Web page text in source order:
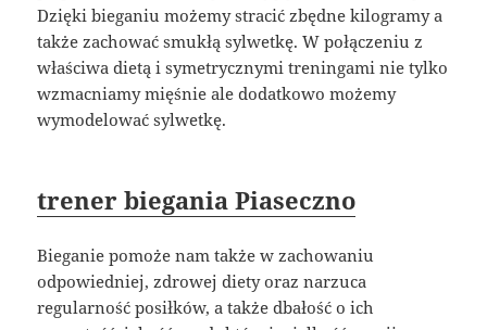
Dzięki bieganiu możemy stracić zbędne kilogramy a
także zachować smukłą sylwetkę. W połączeniu z
właściwa dietą i symetrycznymi treningami nie tylko
wzmacniamy mięśnie ale dodatkowo możemy
wymodelować sylwetkę.
trener biegania Piaseczno
Bieganie pomoże nam także w zachowaniu
odpowiedniej, zdrowej diety oraz narzuca
regularność posiłków, a także dbałość o ich